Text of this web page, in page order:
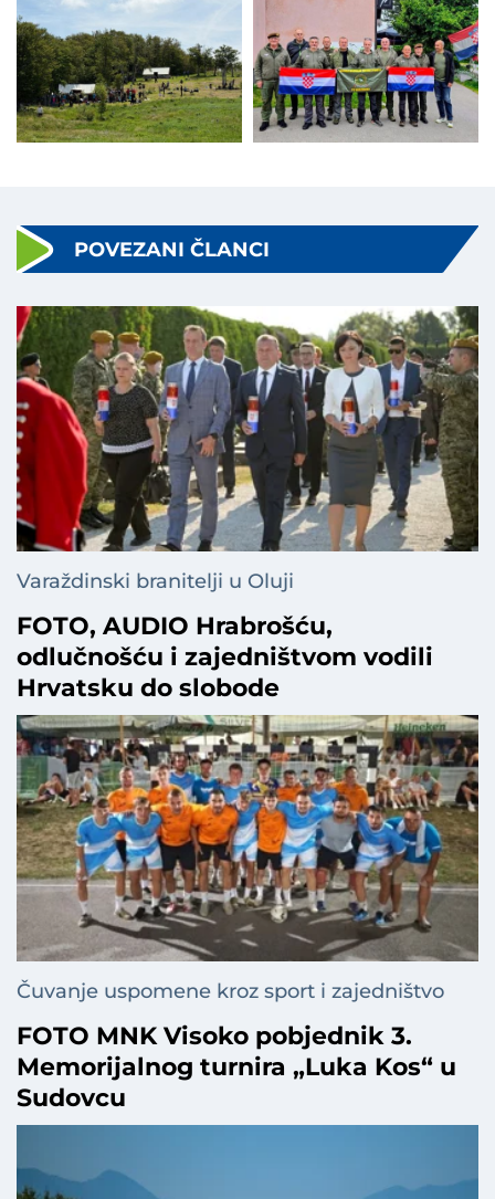
POVEZANI ČLANCI
Varaždinski branitelji u Oluji
FOTO, AUDIO Hrabrošću,
odlučnošću i zajedništvom vodili
Hrvatsku do slobode
Čuvanje uspomene kroz sport i zajedništvo
FOTO MNK Visoko pobjednik 3.
Memorijalnog turnira „Luka Kos“ u
Sudovcu